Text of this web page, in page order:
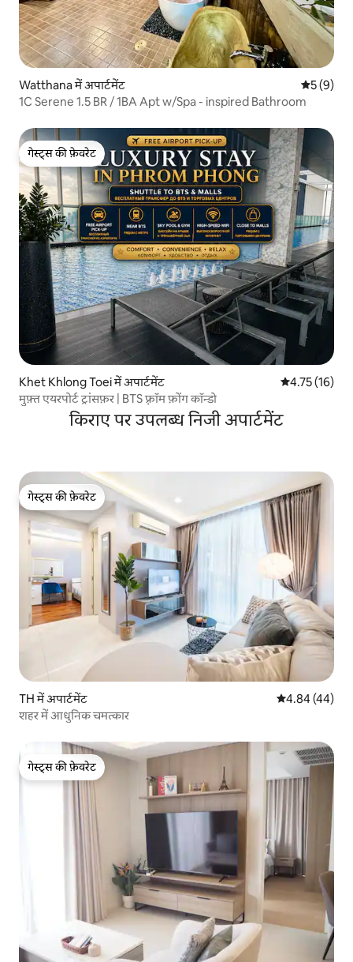
Watthana में अपार्टमेंट औसत रेटिंग
5 (9)
1C Serene 1.5 BR / 1BA Apt w/Spa - inspired Bathroom
गेस्ट्स की फ़ेवरेट
गेस्ट्स की फ़ेवरेट
Khet Khlong Toei में अपार्टमेंट औसत रेटिंग 5 में
4.75 (16)
मुफ़्त एयरपोर्ट ट्रांसफ़र | BTS फ़्रॉम फ़ोंग कॉन्डो
किराए पर उपलब्ध निजी अपार्टमेंट
गेस्ट्स की फ़ेवरेट
गेस्ट्स की फ़ेवरेट
TH में अपार्टमेंट औसत रेटिंग 5 में
4.84 (44)
शहर में आधुनिक चमत्कार
गेस्ट्स की फ़ेवरेट
गेस्ट्स की फ़ेवरेट